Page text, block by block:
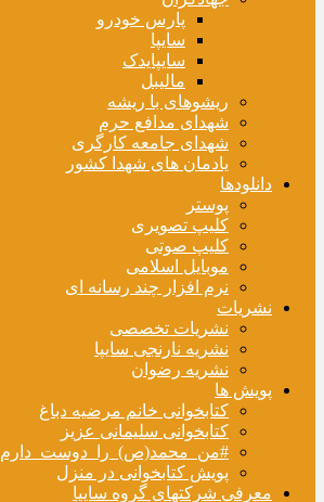
پارس خودرو
سایپا
سایپایدک
مالیبل
ریشوهای با ریشه
شهدای مدافع حرم
شهدای جامعه کارگری
یادمان های شهدا کشور
دانلودها
پوستر
کلیپ تصویری
کلیپ صوتی
موبایل اسلامی
نرم افزار چند رسانه ای
نشریات
نشریات تخصصی
نشریه نارنجی سایپا
نشریه رضوان
پویش ها
کتابخوانی خانم مرضیه دباغ
کتابخوانی سلیمانی عزیز
#من_محمد(ص)_را_دوست_دارم
پویش کتابخوانی در منزل
معرفی شرکتهای گروه سایپا